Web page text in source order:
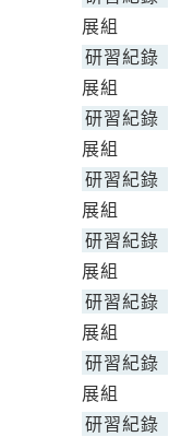
展組
研習紀錄
展組
研習紀錄
展組
研習紀錄
展組
研習紀錄
展組
研習紀錄
展組
研習紀錄
展組
研習紀錄